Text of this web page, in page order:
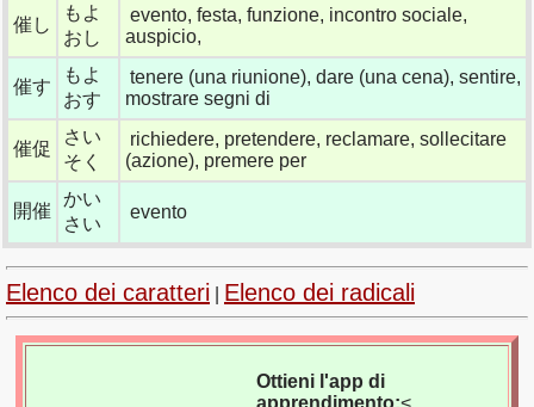
催し
もよ
おし
evento, festa, funzione, incontro sociale,
auspicio,
催す
もよ
おす
tenere (una riunione), dare (una cena), sentire,
mostrare segni di
催促
さい
そく
richiedere, pretendere, reclamare, sollecitare
(azione), premere per
開催
かい
さい
evento
Elenco dei caratteri Elenco dei radicali
Ottieni l'app di
apprendimento:<